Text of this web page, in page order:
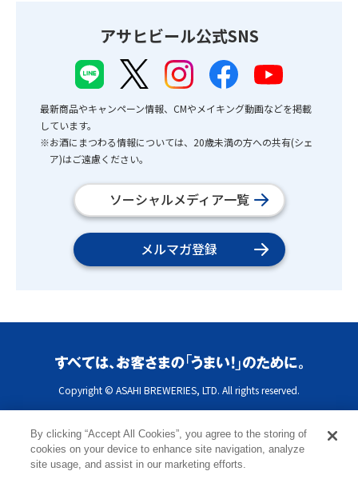
アサヒビール公式SNS
最新商品やキャンペーン情報、CMやメイキング動画などを掲載
しています。
※お酒にまつわる情報については、20歳未満の方への共有(シェ
ア)はご遠慮ください。
ソーシャルメディア一覧
メルマガ登録
Copyright © ASAHI BREWERIES, LTD. All rights reserved.
By clicking “Accept All Cookies”, you agree to the storing of
cookies on your device to enhance site navigation, analyze
site usage, and assist in our marketing efforts.